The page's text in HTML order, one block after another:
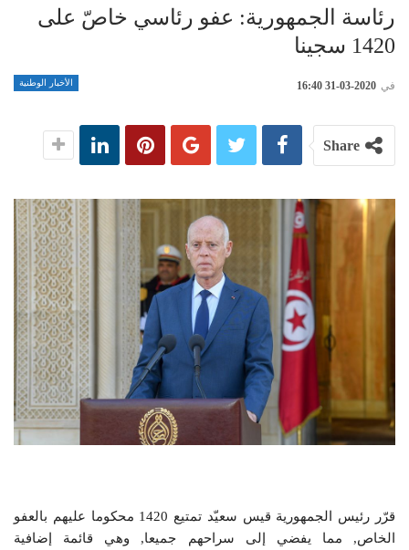
رئاسة الجمهورية: عفو رئاسي خاصّ على
1420 سجينا
الأخبار الوطنية في 2020-03-31 16:40
Share
قرّر رئيس الجمهورية قيس سعيّد تمتيع 1420 محكوما عليهم بالعفو
الخاص, مما يفضي إلى سراحهم جميعا, وهي قائمة إضافية